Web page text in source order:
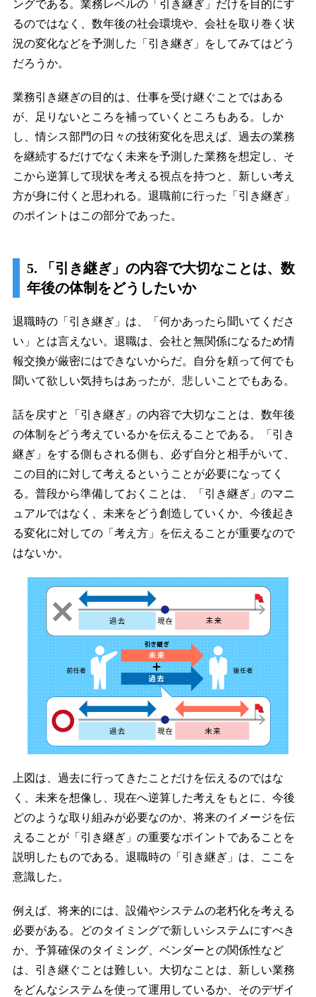
ングである。業務レベルの「引き継ぎ」だけを目的にす
るのではなく、数年後の社会環境や、会社を取り巻く状
況の変化などを予測した「引き継ぎ」をしてみてはどう
だろうか。
業務引き継ぎの目的は、仕事を受け継ぐことではある
が、足りないところを補っていくところもある。しか
し、情シス部門の日々の技術変化を思えば、過去の業務
を継続するだけでなく未来を予測した業務を想定し、そ
こから逆算して現状を考える視点を持つと、新しい考え
方が身に付くと思われる。退職前に行った「引き継ぎ」
のポイントはこの部分であった。
5. 「引き継ぎ」の内容で大切なことは、数
年後の体制をどうしたいか
退職時の「引き継ぎ」は、「何かあったら聞いてくださ
い」とは言えない。退職は、会社と無関係になるため情
報交換が厳密にはできないからだ。自分を頼って何でも
聞いて欲しい気持ちはあったが、悲しいことでもある。
話を戻すと「引き継ぎ」の内容で大切なことは、数年後
の体制をどう考えているかを伝えることである。「引き
継ぎ」をする側もされる側も、必ず自分と相手がいて、
この目的に対して考えるということが必要になってく
る。普段から準備しておくことは、「引き継ぎ」のマニ
ュアルではなく、未来をどう創造していくか、今後起き
る変化に対しての「考え方」を伝えることが重要なので
はないか。
上図は、過去に行ってきたことだけを伝えるのではな
く、未来を想像し、現在へ逆算した考えをもとに、今後
どのような取り組みが必要なのか、将来のイメージを伝
えることが「引き継ぎ」の重要なポイントであることを
説明したものである。退職時の「引き継ぎ」は、ここを
意識した。
例えば、将来的には、設備やシステムの老朽化を考える
必要がある。どのタイミングで新しいシステムにすべき
か、予算確保のタイミング、ベンダーとの関係性など
は、引き継ぐことは難しい。大切なことは、新しい業務
をどんなシステムを使って運用しているか、そのデザイ